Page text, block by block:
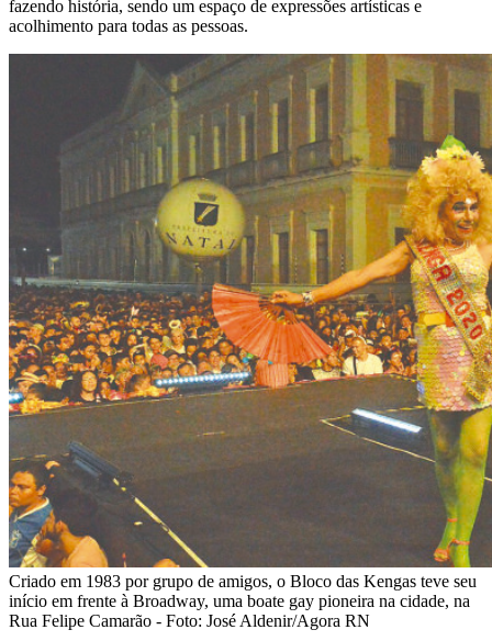
fazendo história, sendo um espaço de expressões artísticas e
acolhimento para todas as pessoas.
Criado em 1983 por grupo de amigos, o Bloco das Kengas teve seu
início em frente à Broadway, uma boate gay pioneira na cidade, na
Rua Felipe Camarão - Foto: José Aldenir/Agora RN